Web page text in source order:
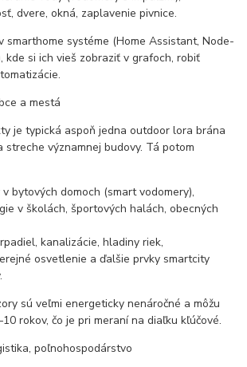
dvere, okná, zaplavenie pivnice.
smarthome systéme (Home Assistant, Node-
kde si ich vieš zobraziť v grafoch, robiť
a mestá
je typická aspoň jedna outdoor lora brána
streche významnej budovy. Tá potom
bytových domoch (smart vodomery),
v školách, športových halách, obecných
kanalizácie, hladiny riek,
osvetlenie a ďalšie prvky smartcity
sú veľmi energeticky nenáročné a môžu
rokov, čo je pri meraní na diaľku kľúčové.
poľnohospodárstvo